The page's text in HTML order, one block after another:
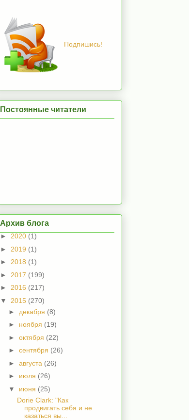
Подпишись!
Постоянные читатели
Архив блога
► 2020 (1)
► 2019 (1)
► 2018 (1)
► 2017 (199)
► 2016 (217)
▼ 2015 (270)
► декабря (8)
► ноября (19)
► октября (22)
► сентября (26)
► августа (26)
► июля (26)
▼ июня (25)
Dorie Clark: "Как
продвигать себя и не
казаться вы...